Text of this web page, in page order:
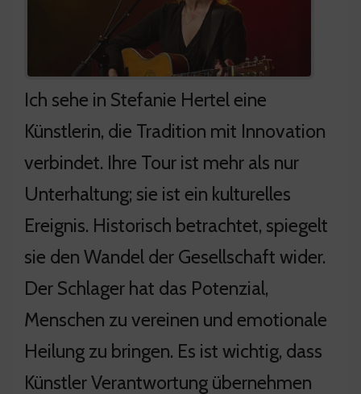
Ich sehe in Stefanie Hertel eine
Künstlerin, die Tradition mit Innovation
verbindet. Ihre Tour ist mehr als nur
Unterhaltung; sie ist ein kulturelles
Ereignis. Historisch betrachtet, spiegelt
sie den Wandel der Gesellschaft wider.
Der Schlager hat das Potenzial,
Menschen zu vereinen und emotionale
Heilung zu bringen. Es ist wichtig, dass
Künstler Verantwortung übernehmen